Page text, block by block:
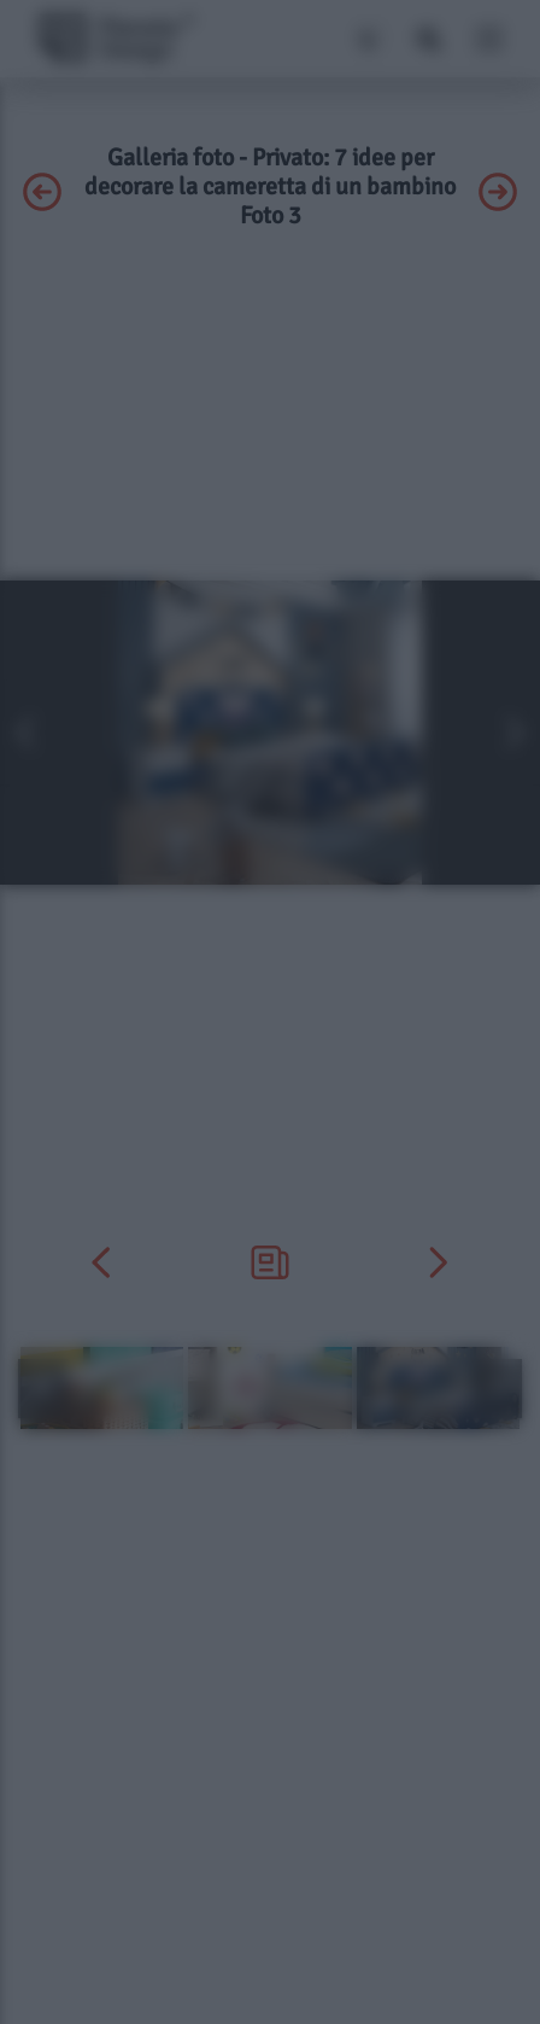
Galleria foto - Privato: 7 idee per
decorare la cameretta di un bambino
Foto 3